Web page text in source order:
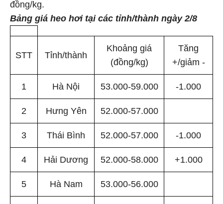
đồng/kg.
Bảng giá heo hơi tại các tỉnh/thành ngày 2/8
STT Tỉnh/thành
Khoảng giá
(đồng/kg)
Tăng
+/giảm -
1 Hà Nội 53.000-59.000 -1.000
2 Hưng Yên 52.000-57.000
3 Thái Bình 52.000-57.000 -1.000
4 Hải Dương 52.000-58.000 +1.000
5 Hà Nam 53.000-56.000